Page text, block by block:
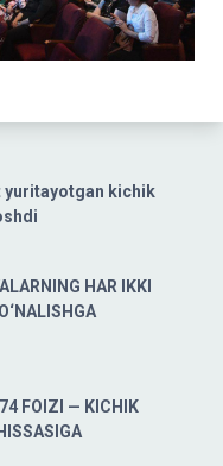
yuritayotgan kichik
HAR IKKI
FOIZI — KICHIK